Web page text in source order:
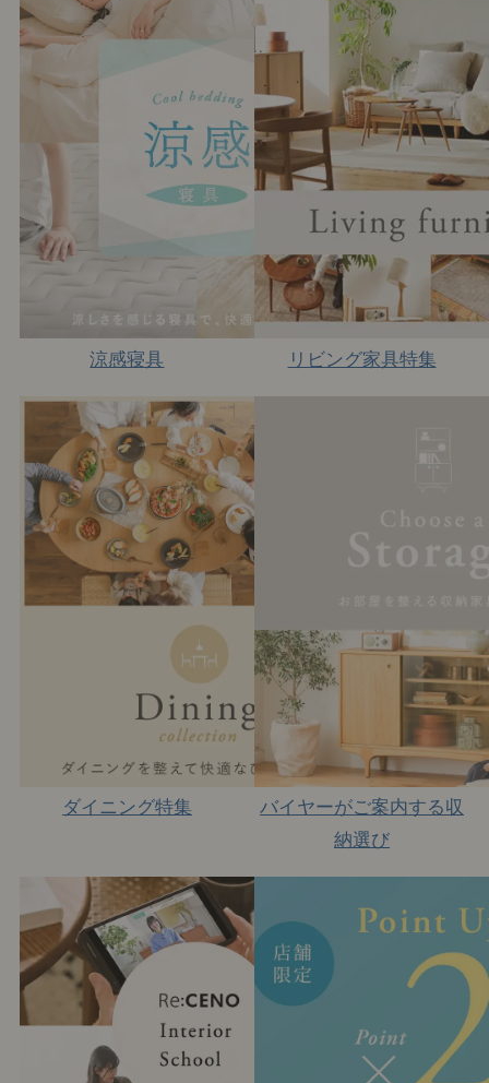
涼感寝具 リビング家具特集
ダイニング特集
バイヤーがご案内する収
納選び